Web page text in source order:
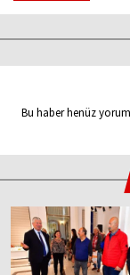
Bu haber henüz